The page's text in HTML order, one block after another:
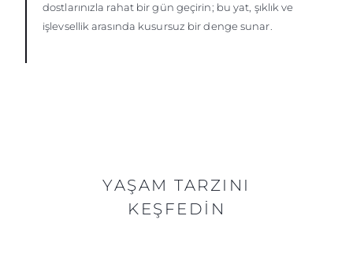
dostlarınızla rahat bir gün geçirin; bu yat, şıklık ve
işlevsellik arasında kusursuz bir denge sunar.
YAŞAM TARZINI
KEŞFEDIN